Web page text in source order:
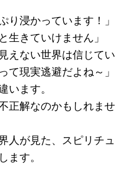
り浸かっています！」
生きていけません」
えない世界は信じてい
て現実逃避だよね～」
います。
正解なのかもしれませ
人が見た、スピリチュ
ます。